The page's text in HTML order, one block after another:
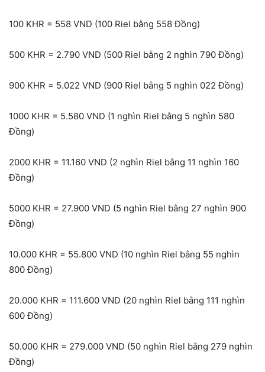
100 KHR = 558 VND (100 Riel bằng 558 Đồng)
500 KHR = 2.790 VND (500 Riel bằng 2 nghìn 790 Đồng)
900 KHR = 5.022 VND (900 Riel bằng 5 nghìn 022 Đồng)
1000 KHR = 5.580 VND (1 nghìn Riel bằng 5 nghìn 580
Đồng)
2000 KHR = 11.160 VND (2 nghìn Riel bằng 11 nghìn 160
Đồng)
5000 KHR = 27.900 VND (5 nghìn Riel bằng 27 nghìn 900
Đồng)
10.000 KHR = 55.800 VND (10 nghìn Riel bằng 55 nghìn
800 Đồng)
20.000 KHR = 111.600 VND (20 nghìn Riel bằng 111 nghìn
600 Đồng)
50.000 KHR = 279.000 VND (50 nghìn Riel bằng 279 nghìn
Đồng)